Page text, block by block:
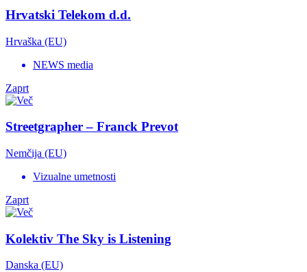
Hrvatski Telekom d.d.
Hrvaška (EU)
NEWS media
Zaprt
Streetgrapher – Franck Prevot
Nemčija (EU)
Vizualne umetnosti
Zaprt
Kolektiv The Sky is Listening
Danska (EU)